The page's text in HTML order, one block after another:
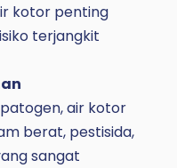
kotor penting
terjangkit
air kotor
berat, pestisida,
sangat